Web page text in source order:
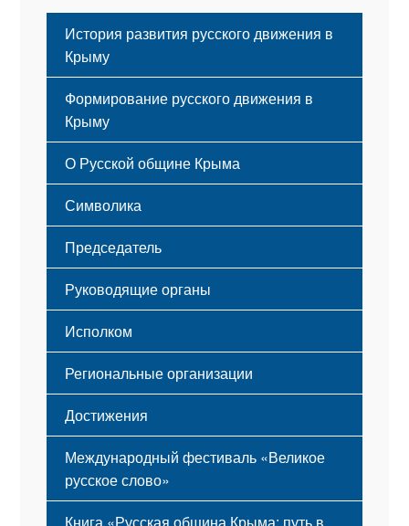
История развития русского движения в
Крыму
Формирование русского движения в
Крыму
Русский Крым
О Русской общине Крыма
Этапы становления
Принципы деятельности
Структура
Мероприятия
Символика
Флаг
Герб
Гимн
Председатель
Руководящие органы
Исполком
Региональные организации
Достижения
Международный фестиваль «Великое
русское слово»